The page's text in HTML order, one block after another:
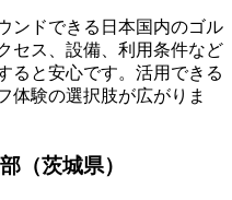
ンドできる日本国内のゴル
セス、設備、利用条件など
ると安心です。活用できる
体験の選択肢が広がりま
（茨城県）